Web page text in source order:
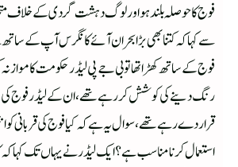
فوج کا حوصلہ بلند ہو اور لوگ دہشت گردی کے
سے کہا کہ کتنا بھی بڑا بحران آئے کانگرس آپ کے
فوج کے ساتھ کھڑا تھا تو بی جے پی لیڈر حکومت کا
رنگ دینے کی کوشش کر رہے تھے،ان کے لیڈر فوج کی
قرار دے رہے تھے،سوال یہ ہے کہ کیا فوج کی قربانی کو
استعمال کرنا مناسب ہے؟ ایک لیڈر نے یہاں تک کہا